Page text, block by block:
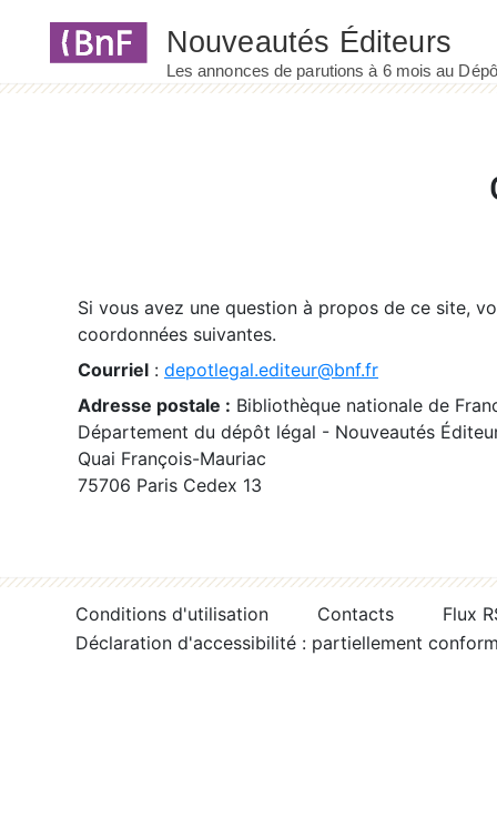
Si vous avez une question à propos de ce site,
coordonnées suivantes.
Courriel : depotlegal.editeur@bnf.fr
Adresse postale : Bibliothèque nationale de
Département du dépôt légal - Nouveautés
Quai François-Mauriac
75706 Paris Cedex 13
Conditions d'utilisation Contacts
Flux
Déclaration d'accessibilité : partiellement